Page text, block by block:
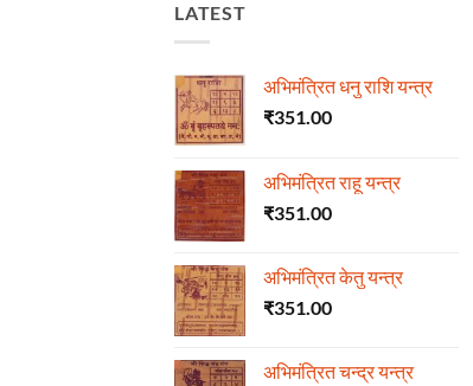
LATEST
अभिमंत्रित धनु राशि यन्त्र
₹351.00
अभिमंत्रित राहू यन्त्र
₹351.00
अभिमंत्रित केतु यन्त्र
₹351.00
अभिमंत्रित चन्द्र यन्त्र